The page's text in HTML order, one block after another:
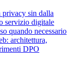
privacy sin dalla
servizio digitale
quando necessario
architettura,
DPO